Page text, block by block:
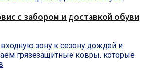
с забором и доставкой обуви